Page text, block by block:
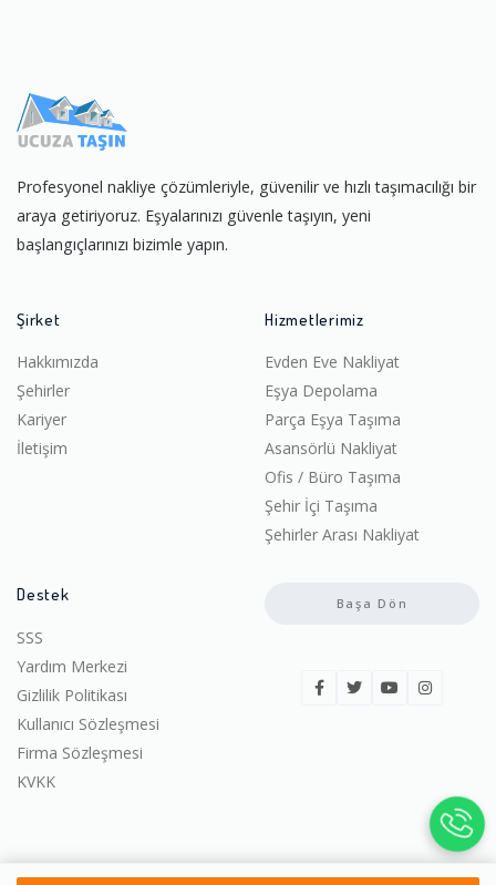
Profesyonel nakliye çözümleriyle, güvenilir ve hızlı taşımacılığı bir
araya getiriyoruz. Eşyalarınızı güvenle taşıyın, yeni
başlangıçlarınızı bizimle yapın.
Şirket
Hakkımızda
Şehirler
Kariyer
İletişim
Hizmetlerimiz
Evden Eve Nakliyat
Eşya Depolama
Parça Eşya Taşıma
Asansörlü Nakliyat
Ofis / Büro Taşıma
Şehir İçi Taşıma
Şehirler Arası Nakliyat
Destek
SSS
Yardım Merkezi
Gizlilik Politikası
Kullanıcı Sözleşmesi
Firma Sözleşmesi
KVKK
Başa Dön